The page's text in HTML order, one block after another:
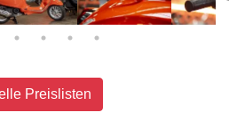
Preislisten